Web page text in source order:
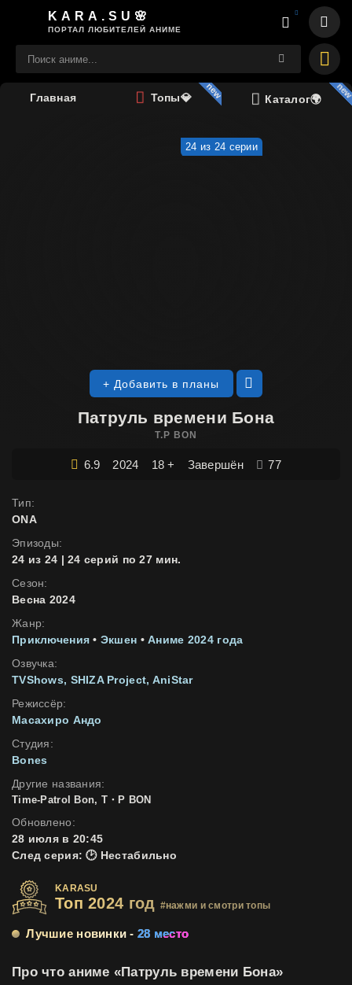
KARA.SU🌸
ПОРТАЛ ЛЮБИТЕЛЕЙ АНИМЕ
Главная Топы💎 Каталог🌍
Патруль времени Бона
T.P BON
6.9 2024 18 + Завершён 77
24 из 24 серии
+ Добавить в планы
Тип:
ONA
Эпизоды:
24 из 24 | 24 серий по 27 мин.
Сезон:
Весна 2024
Жанр:
Приключения • Экшен •Аниме 2024 года
Озвучка:
TVShows
SHIZA Project AniStar
Режиссёр:
Масахиро Андо
Студия:
Bones
Другие названия:
Time-Patrol Bon, T・P BON
Обновлено:
28 июля в 20:45
След серия: 🕑 Нестабильно
KARASU
Топ 2024 год #нажми и смотри топы
Лучшие новинки -28 место
Про что аниме «Патруль времени Бона»